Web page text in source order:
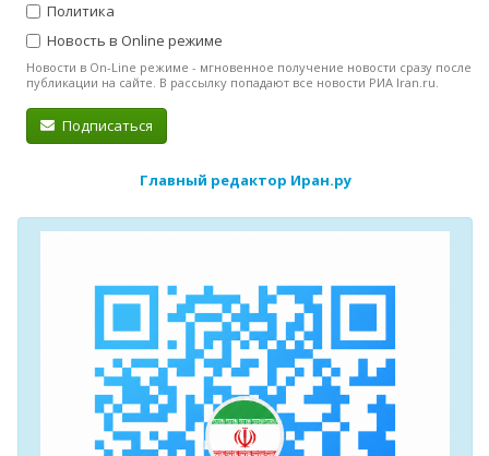
Политика
Новость в Online режиме
Новости в On-Line режиме - мгновенное получение новости сразу после
публикации на сайте. В рассылку попадают все новости РИА Iran.ru.
Подписаться
Главный редактор Иран.ру